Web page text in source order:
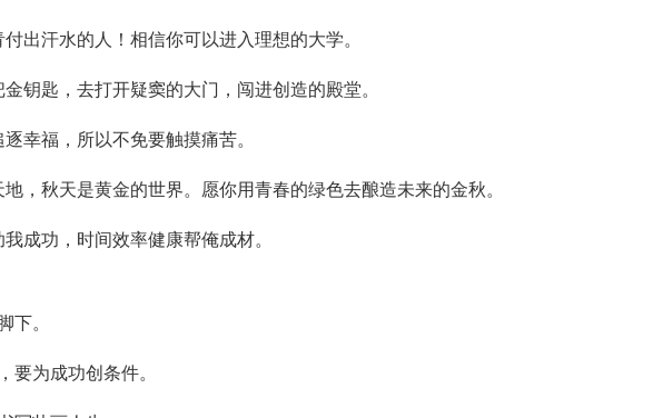
出汗水的人！相信你可以进入理想的大学。
钥匙，去打开疑窦的大门，闯进创造的殿堂。
幸福，所以不免要触摸痛苦。
，秋天是黄金的世界。愿你用青春的绿色去酿造未来的金秋。
成功，时间效率健康帮俺成材。
下。
要为成功创条件。